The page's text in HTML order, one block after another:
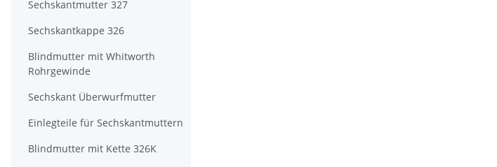
Sechskantmutter 327
Sechskantkappe 326
Blindmutter mit Whitworth
Rohrgewinde
Sechskant Überwurfmutter
Einlegteile für Sechskantmuttern
Blindmutter mit Kette 326K